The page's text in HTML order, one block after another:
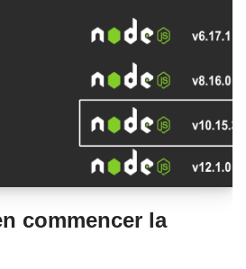
commencer la